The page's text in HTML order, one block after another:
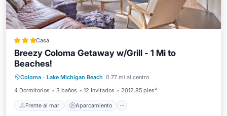
Casa
Breezy Coloma Getaway w/Grill - 1 Mi to
Beaches!
Coloma · Lake Michigan Beach 0.77 mi al centro
4 Dormitorios
3 baños 12 Invitados 2012.85 pies²
Frente al mar Aparcamiento
Vista al mar
Vistas